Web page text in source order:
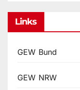
Links
GEW Bund
GEW NRW